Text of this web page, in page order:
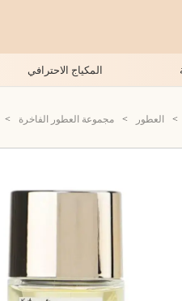
المكياج الاحترافي
> العطور > مجموعة العطور الفاخرة >